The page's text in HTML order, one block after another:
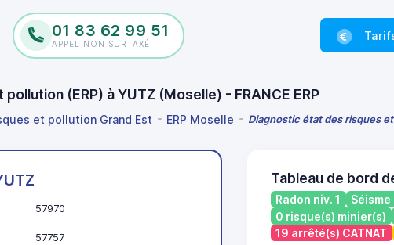
01 83 62 99 51
APPEL NON SURTAXÉ
(ERP) à YUTZ (Moselle) - FRANCE ERP
et pollution Grand Est ERP Moselle Diagnostic état des risques
57970
57757
Tableau de bord
Radon niv. 1 Séisme
0 risque(s) minier(s)
19 arrêté(s) CATNAT